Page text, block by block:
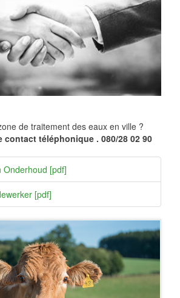
de traitement des eaux en ville ?
contact téléphonique . 080/28 02 90
Onderhoud [pdf]
[pdf]